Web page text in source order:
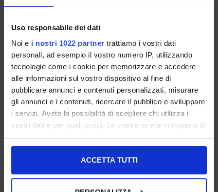
Uso responsabile dei dati
Noi e i nostri 1022 partner trattiamo i vostri dati
personali, ad esempio il vostro numero IP, utilizzando
tecnologie come i cookie per memorizzare e accedere
alle informazioni sul vostro dispositivo al fine di
pubblicare annunci e contenuti personalizzati, misurare
gli annunci e i contenuti, ricercare il pubblico e sviluppare
i servizi. Avete la possibilità di scegliere chi utilizza i
vostri dati e per quali scopi. Le vostre scelte in materia di
in cui avete effettuato le vostre scelte. È possibile
modificare o revocare il proprio consenso in qualsiasi
momento dalla Dichiarazione sui cookie o facendo clic
ACCETTA TUTTI
GRÖSSE
BESCHREIBUNG
TEILEN:
UNTERSTÜTZUNG:
DAS KÖNNTE DIR AUCH GEFALLEN...:
UNSERE BESTSELLER SALE UNSERE BESTSELLER